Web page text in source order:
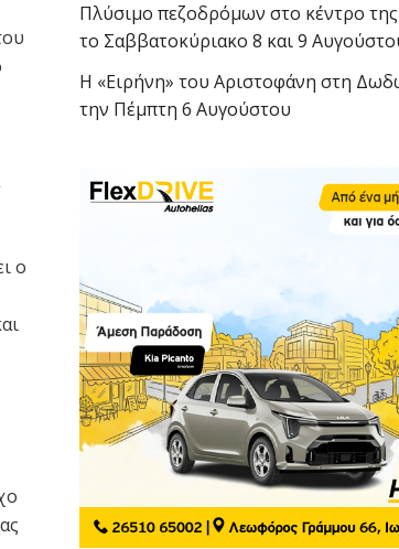
ο
Πλύσιμο πεζοδρόμων στο κέντρο
το Σαββατοκύριακο 8 και 9
Η «Ειρήνη» του Αριστοφάνη στη
την Πέμπτη 6 Αυγούστου